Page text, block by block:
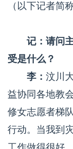
（以下记者简
记：请问主
受是什么？
李： 汶川
益协同各地教
修女志愿者梯
行动。当我到